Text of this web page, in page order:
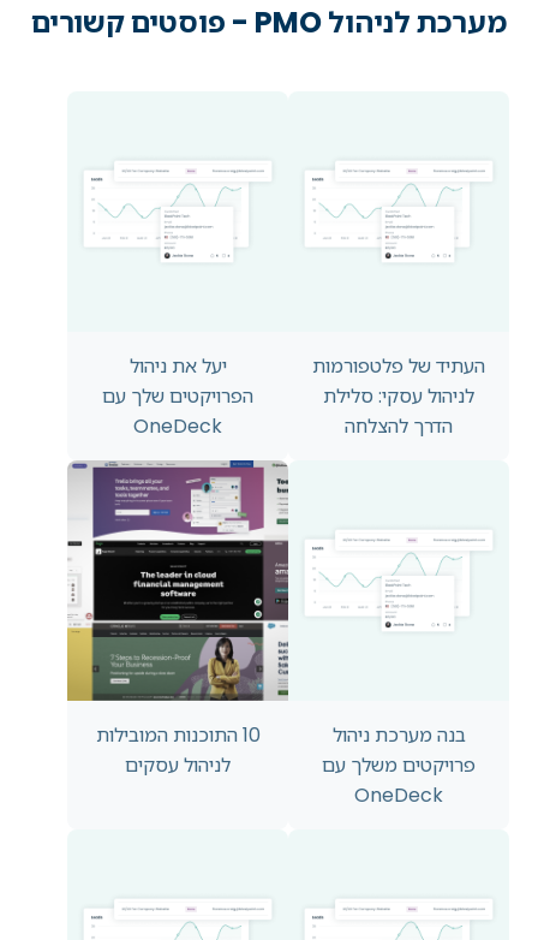
מערכת לניהול PMO - פוסטים קשורים
העתיד של פלטפורמות
לניהול עסקי: סלילת
הדרך להצלחה
יעל את ניהול
הפרויקטים שלך עם
OneDeck
בנה מערכת ניהול
פרויקטים משלך עם
OneDeck
10 התוכנות המובילות
לניהול עסקים